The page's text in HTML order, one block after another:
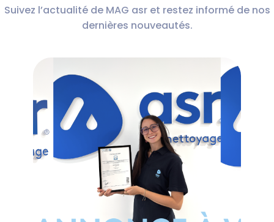
Suivez l’actualité de MAG asr et restez informé de nos
dernières nouveautés.